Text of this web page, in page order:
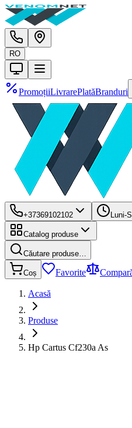
RO
PromoțiiLivrarePlatăBranduri
+37369102102 Luni-
Catalog produse
Căutare produse…
Coș Favorite
Acasă
Produse
Hp Cartus Cf230a As